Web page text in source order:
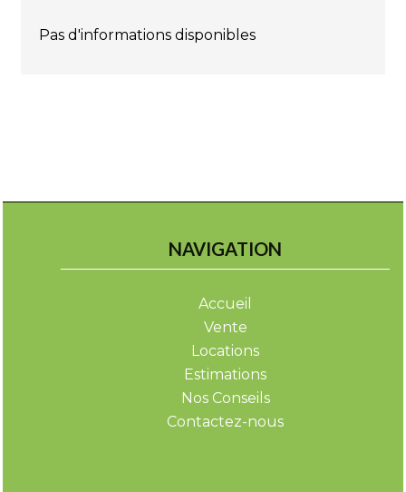
Pas d'informations disponibles
NAVIGATION
Accueil
Vente
Locations
Estimations
Nos Conseils
Contactez-nous